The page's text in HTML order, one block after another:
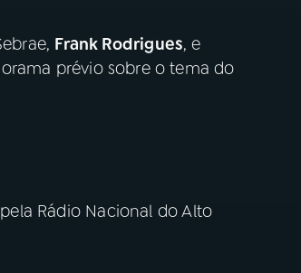
Frank Rodrigues, e
prévio sobre o tema do
Rádio Nacional do Alto